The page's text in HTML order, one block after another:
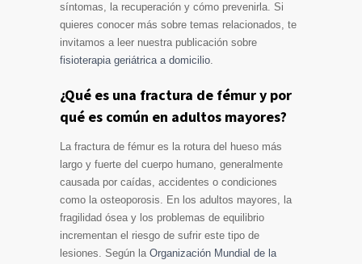
síntomas, la recuperación y cómo prevenirla. Si
quieres conocer más sobre temas relacionados, te
invitamos a leer nuestra publicación sobre
fisioterapia geriátrica a domicilio.
¿Qué es una fractura de fémur y por
qué es común en adultos mayores?
La fractura de fémur es la rotura del hueso más
largo y fuerte del cuerpo humano, generalmente
causada por caídas, accidentes o condiciones
como la osteoporosis. En los adultos mayores, la
fragilidad ósea y los problemas de equilibrio
incrementan el riesgo de sufrir este tipo de
lesiones. Según la Organización Mundial de la